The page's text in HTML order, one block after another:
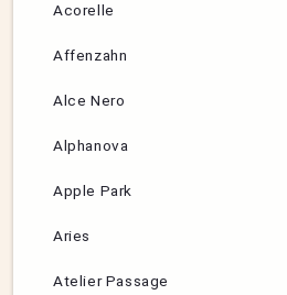
Acorelle
Affenzahn
Alce Nero
Alphanova
Apple Park
Aries
Atelier Passage